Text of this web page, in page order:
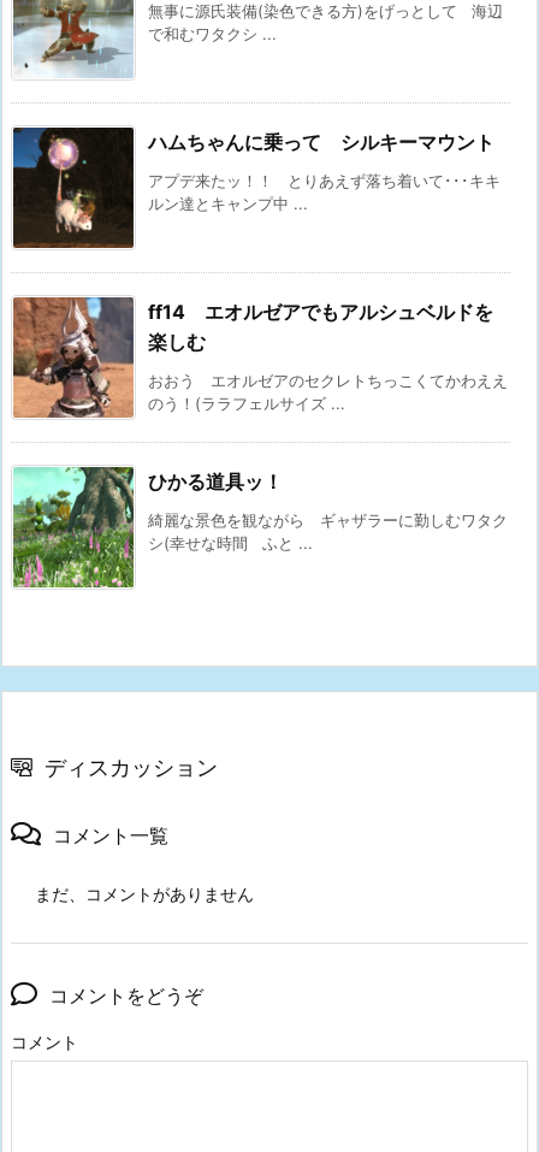
無事に源氏装備(染色できる方)をげっとして 海辺
で和むワタクシ ...
ハムちゃんに乗って シルキーマウント
アプデ来たッ！！ とりあえず落ち着いて･･･キキ
ルン達とキャンプ中 ...
ff14 エオルゼアでもアルシュベルドを
楽しむ
おおう エオルゼアのセクレトちっこくてかわええ
のう！(ララフェルサイズ ...
ひかる道具ッ！
綺麗な景色を観ながら ギャザラーに勤しむワタク
シ(幸せな時間 ふと ...
ディスカッション
コメント一覧
まだ、コメントがありません
コメントをどうぞ
コメント